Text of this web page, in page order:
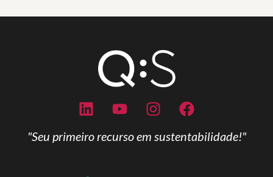
"Seu primeiro recurso em sustentabilidade!"